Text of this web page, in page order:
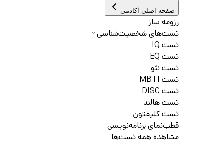
صفحه اصلی آکادمی
رزومه ساز
تست‌های شخصیت‌شناسی
تست IQ
تست EQ
تست نئو
تست MBTI
تست DISC
تست هالند
تست کلیفتون
قطب‌نمای برنامه‌نویسی
مشاهده همه تست‌ها